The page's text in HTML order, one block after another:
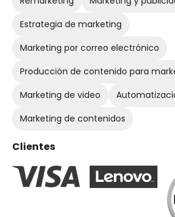
Estrategia de marketing
Marketing por correo electrónico
Producción de contenido para
Marketing de video
Marketing de contenidos
Clientes